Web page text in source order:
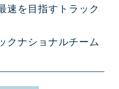
速を目指すトラック
クナショナルチーム